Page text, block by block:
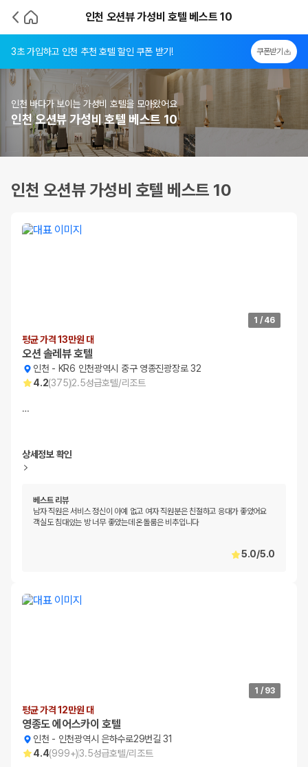
인천 오션뷰 가성비 호텔 베스트 10
3초 가입하고 인천 추천 호텔 할인 쿠폰 받기! 쿠폰받기
인천 바다가 보이는 가성비 호텔을 모아왔어요
인천 오션뷰 가성비 호텔 베스트 10
인천 오션뷰 가성비 호텔 베스트 10
1 / 46
평균 가격 13만원 대
오션 솔레뷰 호텔
인천 - KR6 인천광역시 중구 영종진광장로 32
4.2(375)2.5성급호텔/리조트
…
상세정보 확인
베스트 리뷰
남자 직원은 서비스 정신이 아예 없고 여자 직원분은 친절하고 응대가 좋았어요
객실도 침대있는 방 너무 좋았는데 온돌룸은 비추입니다
5.0/5.0
1 / 93
평균 가격 12만원 대
영종도 에어스카이 호텔
인천 - 인천광역시 은하수로29번길 31
4.4(999+)3.5성급호텔/리조트